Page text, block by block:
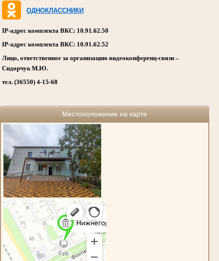
ОДНОКЛАССНИКИ
IP-адрес комплекта ВКС: 10.91.62.50
IP-адрес комплекта ВКС: 10.91.62.52
Лицо, ответственное за организацию видеоконференц-связи –
Сидорчук М.Ю.
тел. (36550) 4-15-68
Местоположение на карте